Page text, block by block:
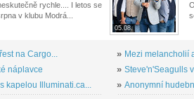
rychle.... I letos se
v klubu Modrá...
na Cargo...
náplavce
kapelou Illuminati.ca...
05.08.
» Mezi melancholií
» Steve'n'Seagulls
» Anonymní